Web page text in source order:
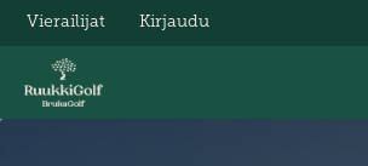
Vierailijat Kirjaudu